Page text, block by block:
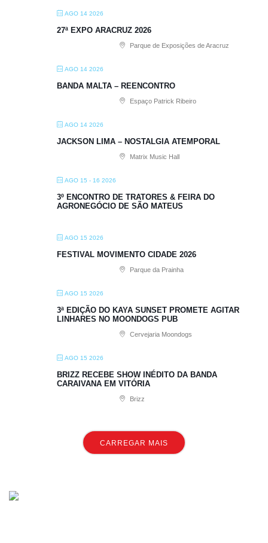
AGO 14 2026
27ª EXPO ARACRUZ 2026
Parque de Exposições de Aracruz
AGO 14 2026
BANDA MALTA – REENCONTRO
Espaço Patrick Ribeiro
AGO 14 2026
JACKSON LIMA – NOSTALGIA ATEMPORAL
Matrix Music Hall
AGO 15 - 16 2026
3º ENCONTRO DE TRATORES & FEIRA DO
AGRONEGÓCIO DE SÃO MATEUS
AGO 15 2026
FESTIVAL MOVIMENTO CIDADE 2026
Parque da Prainha
AGO 15 2026
3ª EDIÇÃO DO KAYA SUNSET PROMETE AGITAR
LINHARES NO MOONDOGS PUB
Cervejaria Moondogs
AGO 15 2026
BRIZZ RECEBE SHOW INÉDITO DA BANDA
CARAIVANA EM VITÓRIA
Brizz
CARREGAR MAIS